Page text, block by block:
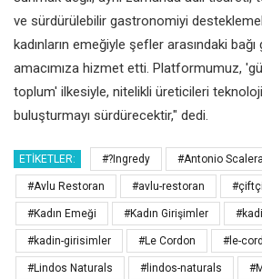
ve sürdürülebilir gastronomiyi
kadınların emeğiyle şefler arasındaki
amacımıza hizmet etti. Platformumuz,
toplum' ilkesiyle, nitelikli üreticileri teknoloji
buluşturmayı sürdürecektir," dedi.
ETIKETLER: #?Ingredy #Antonio Scalera
#Avlu Restoran #avlu-restoran #çiftçi
#Kadın Emeği #Kadın Girişimler
#kadin-girisimler #Le Cordon #le-
#Lindos Naturals #lindos-naturals